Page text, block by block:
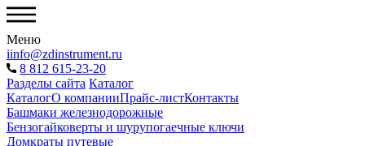
Меню
iinfo@zdinstrument.ru
8 812 615-23-20
Разделы сайта Каталог
КаталогО компанииПрайс-листКонтакты
Башмаки железнодорожные
Бензогайковерты и шурупогаечные ключи
Домкраты путевые